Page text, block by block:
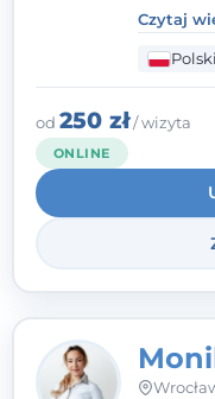
nadzwyczajnego
należę
również
Czytaj
Polski
od 250 zł/ wizyta
ONLINE